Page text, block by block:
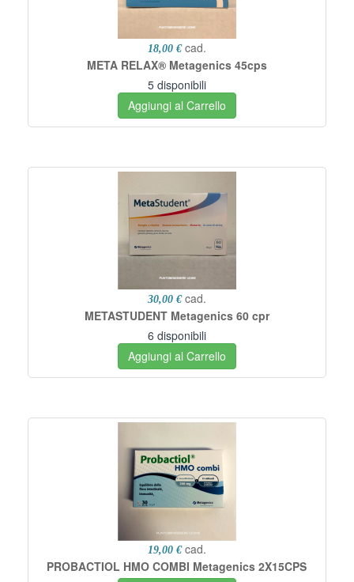
18,00 € cad.
META RELAX® Metagenics 45cps
5 disponibili
Aggiungi al Carrello
30,00 € cad.
METASTUDENT Metagenics 60 cpr
6 disponibili
Aggiungi al Carrello
19,00 € cad.
PROBACTIOL HMO COMBI Metagenics 2X15CPS